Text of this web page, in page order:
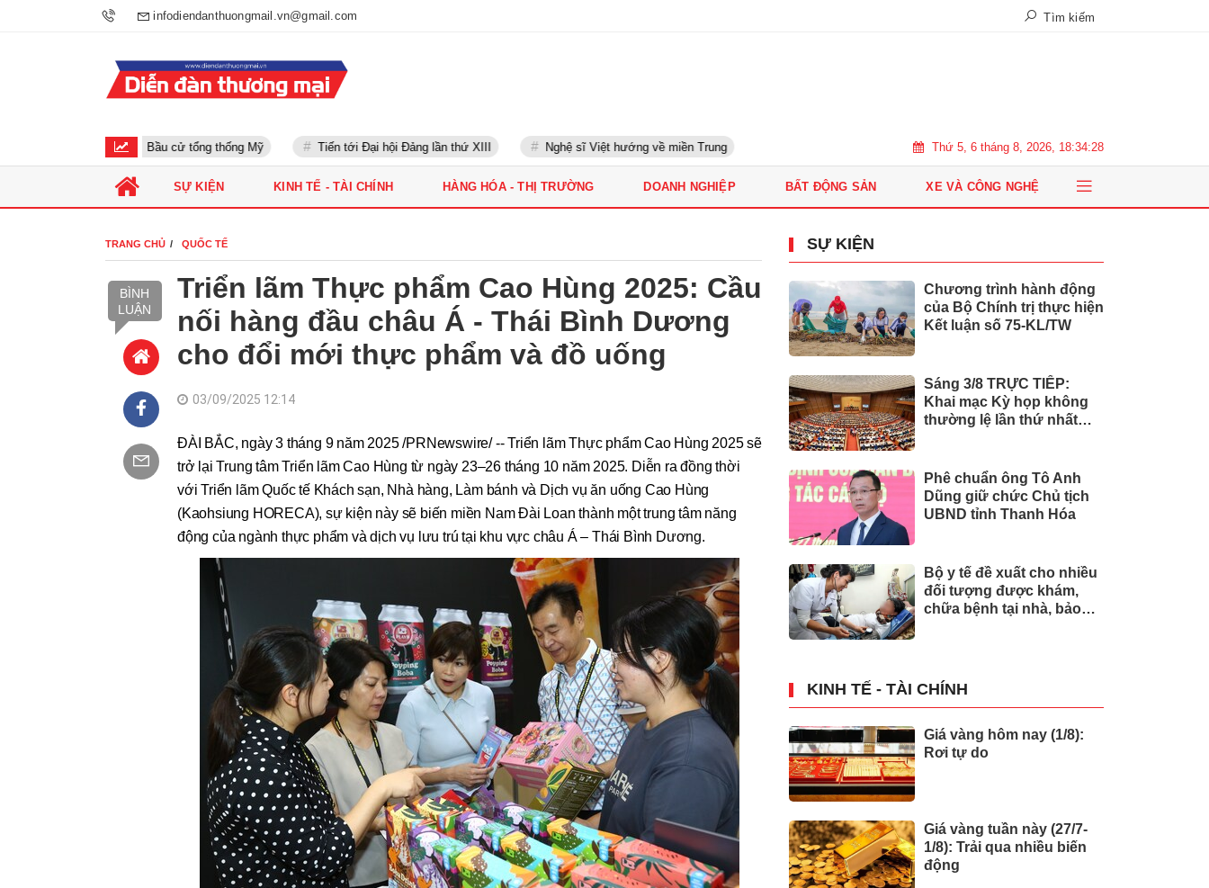
infodiendanthuongmail.vn@gmail.com Tìm kiếm
Bầu cử tổng thống Mỹ Tiến tới Đại hội Đảng lần thứ XIII Nghệ sĩ Việt hướng về miền Trung Thứ 5, 6 tháng 8, 2026, 18:34:29
SỰ KIỆN KINH TẾ - TÀI CHÍNH HÀNG HÓA - THỊ TRƯỜNG DOANH NGHIỆP BẤT ĐỘNG SẢN XE VÀ CÔNG NGHỆ
TRANG CHỦ QUỐC TẾ
BÌNH
LUẬN
Triển lãm Thực phẩm Cao Hùng 2025: Cầu
nối hàng đầu châu Á - Thái Bình Dương
cho đổi mới thực phẩm và đồ uống
03/09/2025 12:14
ĐÀI BẮC, ngày 3 tháng 9 năm 2025 /PRNewswire/ -- Triển lãm Thực phẩm Cao Hùng 2025 sẽ
trở lại Trung tâm Triển lãm Cao Hùng từ ngày 23–26 tháng 10 năm 2025. Diễn ra đồng thời
với Triển lãm Quốc tế Khách sạn, Nhà hàng, Làm bánh và Dịch vụ ăn uống Cao Hùng
(Kaohsiung HORECA), sự kiện này sẽ biến miền Nam Đài Loan thành một trung tâm năng
động của ngành thực phẩm và dịch vụ lưu trú tại khu vực châu Á – Thái Bình Dương.
SỰ KIỆN
Chương trình hành động
của Bộ Chính trị thực hiện
Kết luận số 75-KL/TW
Sáng 3/8 TRỰC TIẾP:
Khai mạc Kỳ họp không
thường lệ lần thứ nhất
Phê chuẩn ông Tô Anh
Dũng giữ chức Chủ tịch
UBND tỉnh Thanh Hóa
Bộ y tế đề xuất cho nhiều
đối tượng được khám,
chữa bệnh tại nhà, bảo
KINH TẾ - TÀI CHÍNH
Giá vàng hôm nay (1/8):
Rơi tự do
Giá vàng tuần này (27/7-
1/8): Trải qua nhiều biến
động